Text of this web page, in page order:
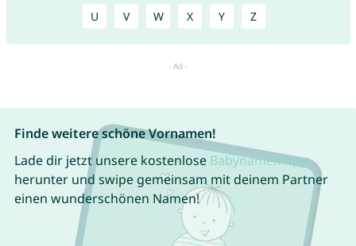
U V W X Y Z
Finde weitere schöne Vornamen!
Lade dir jetzt unsere kostenlose Babynamen App
herunter und swipe gemeinsam mit deinem Partner
einen wunderschönen Namen!